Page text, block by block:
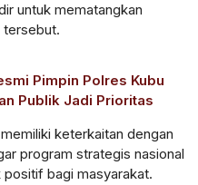
untuk mematangkan
tersebut.
Pimpin Polres Kubu
Publik Jadi Prioritas
keterkaitan dengan
program strategis nasional
bagi masyarakat.